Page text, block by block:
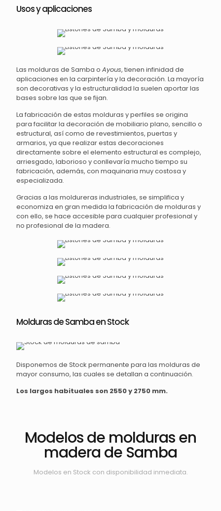
Usos y aplicaciones
Las molduras de Samba o Ayous, tienen infinidad de
aplicaciones en la carpintería y la decoración. La mayoría
son decorativas y la estructuralidad la suelen aportar las
bases sobre las que se fijan.
La fabricación de estas molduras y perfiles se origina
para facilitar la decoración de mobiliario plano, sencillo o
estructural, así como de revestimientos, puertas y
armarios, ya que realizar estas decoraciones
directamente sobre el elemento estructural es complejo,
arriesgado, laborioso y conllevaría mucho tiempo su
fabricación, además, con maquinaria muy costosa y
especializada.
Gracias a las moldureras industriales, se simplifica y
economiza en gran medida la fabricación de molduras y
con ello, se hace accesible para cualquier profesional y
no profesional de la madera.
Molduras de Samba en Stock
Disponemos de Stock permanente para las molduras de
mayor consumo, las cuales se detallan a continuación.
Los largos habituales son 2550 y 2750 mm.
Modelos de molduras en
madera de Samba
Modelos en Stock con disponibilidad inmediata.